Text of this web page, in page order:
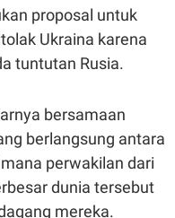
proposal untuk
Ukraina karena
tuntutan Rusia.
bersamaan
berlangsung antara
perwakilan dari
dunia tersebut
mereka.